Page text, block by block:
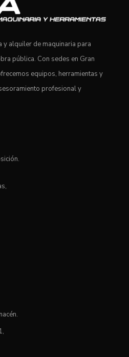
y alquiler de maquinaria para
pública. Con sedes en Gran
equipos, herramientas y
profesional y